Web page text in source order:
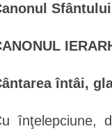
întâi,
înţelepciune,